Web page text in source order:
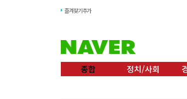
즐겨찾기추가
종합 정치/사회